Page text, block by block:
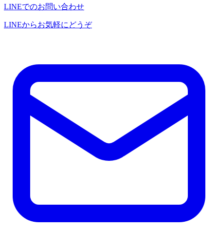
LINEでのお問い合わせ
LINEからお気軽にどうぞ